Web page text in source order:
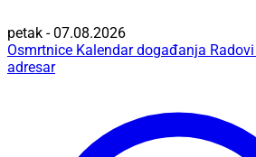
petak - 07.08.2026
Osmrtnice Kalendar događanja
adresar